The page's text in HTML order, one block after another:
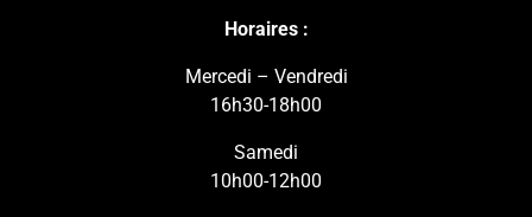
Horaires :
Mercedi – Vendredi
16h30-18h00
Samedi
10h00-12h00